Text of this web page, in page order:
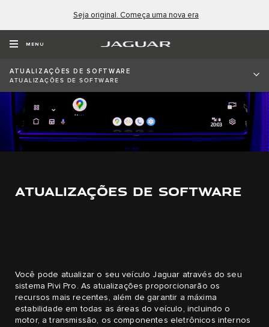
Seja original. Começa uma nova era
MENU
ATUALIZAÇÕES DE SOFTWARE
ATUALIZAÇÕES DE SOFTWARE
ATUALIZAÇÕES DE SOFTWARE
Você pode atualizar o seu veículo Jaguar através do seu
sistema Pivi Pro. As atualizações proporcionarão os
recursos mais recentes, além de garantir a máxima
estabilidade em todas as áreas do veículo, incluindo o
motor, a transmissão, os componentes eletrônicos internos